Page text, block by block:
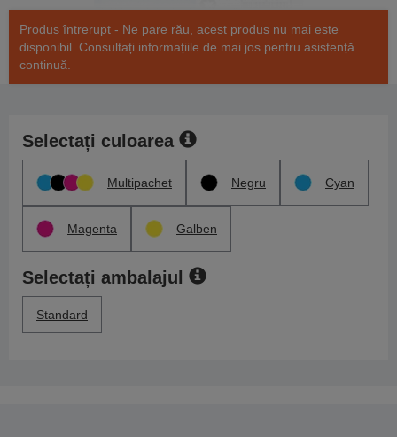
Produs întrerupt - Ne pare rău, acest produs nu mai este
disponibil. Consultați informațiile de mai jos pentru asistență
continuă.
Selectați culoarea
Multipachet Negru Cyan
Magenta Galben
Selectați ambalajul
Standard